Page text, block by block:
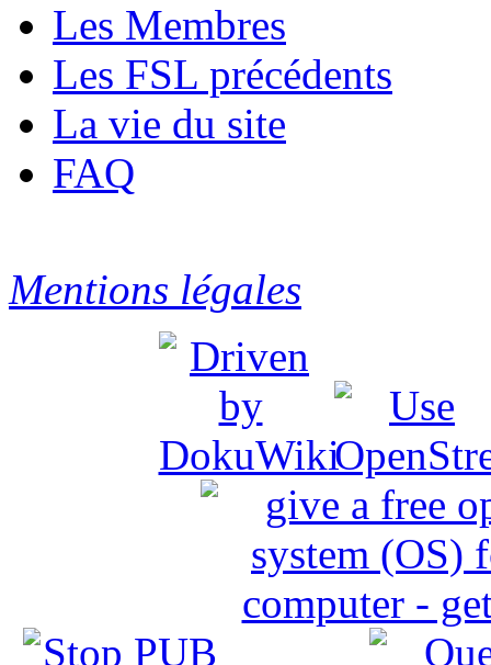
Les Membres
Les FSL précédents
La vie du site
FAQ
Mentions légales